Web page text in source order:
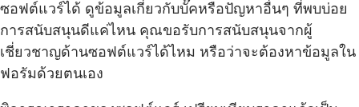
ซอฟต์แวร์ได้ ดูข้อมูลเกี่ยวกับบั๊คหรือปัญหาอื่นๆ ที่พบบ่อย
การสนับสนุนดีแค่ไหน คุณขอรับการสนับสนุนจากผู้
เชี่ยวชาญด้านซอฟต์แวร์ได้ไหม หรือว่าจะต้องหาข้อมูลใน
ฟอรัมด้วยตนเอง